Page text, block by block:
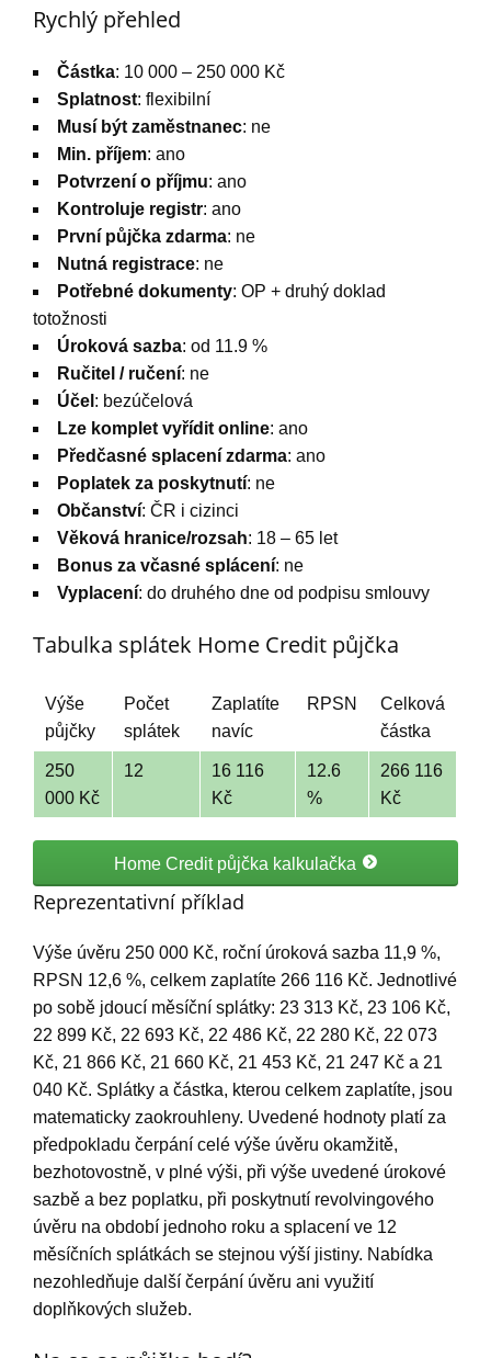
Rychlý přehled
Částka: 10 000 – 250 000 Kč
Splatnost: flexibilní
Musí být zaměstnanec: ne
Min. příjem: ano
Potvrzení o příjmu: ano
Kontroluje registr: ano
První půjčka zdarma: ne
Nutná registrace: ne
Potřebné dokumenty: OP + druhý doklad
totožnosti
Úroková sazba: od 11.9 %
Ručitel / ručení: ne
Účel : bezúčelová
Lze komplet vyřídit online: ano
Předčasné splacení zdarma: ano
Poplatek za poskytnutí: ne
Občanství: ČR i cizinci
Věková hranice/rozsah: 18 – 65 let
Bonus za včasné splácení: ne
Vyplacení: do druhého dne od podpisu smlouvy
Tabulka splátek Home Credit půjčka
Výše
půjčky
Počet
splátek
Zaplatíte
navíc
RPSN
Celková
částka
250
000 Kč
12
16 116
Kč
12.6
%
266 116
Kč
Home Credit půjčka kalkulačka
Reprezentativní příklad
Výše úvěru 250 000 Kč, roční úroková sazba 11,9 %,
RPSN 12,6 %, celkem zaplatíte 266 116 Kč. Jednotlivé
po sobě jdoucí měsíční splátky: 23 313 Kč, 23 106 Kč,
22 899 Kč, 22 693 Kč, 22 486 Kč, 22 280 Kč, 22 073
Kč, 21 866 Kč, 21 660 Kč, 21 453 Kč, 21 247 Kč a 21
040 Kč. Splátky a částka, kterou celkem zaplatíte, jsou
matematicky zaokrouhleny. Uvedené hodnoty platí za
předpokladu čerpání celé výše úvěru okamžitě,
bezhotovostně, v plné výši, při výše uvedené úrokové
sazbě a bez poplatku, při poskytnutí revolvingového
úvěru na období jednoho roku a splacení ve 12
měsíčních splátkách se stejnou výší jistiny. Nabídka
nezohledňuje další čerpání úvěru ani využití
doplňkových služeb.